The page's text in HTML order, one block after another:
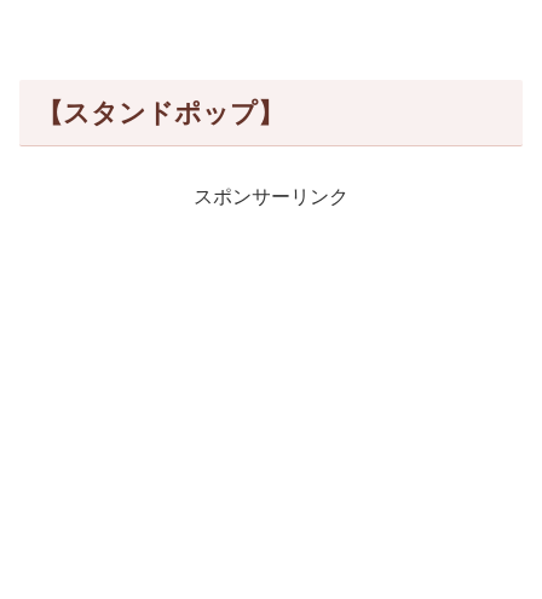
【スタンドポップ】
スポンサーリンク